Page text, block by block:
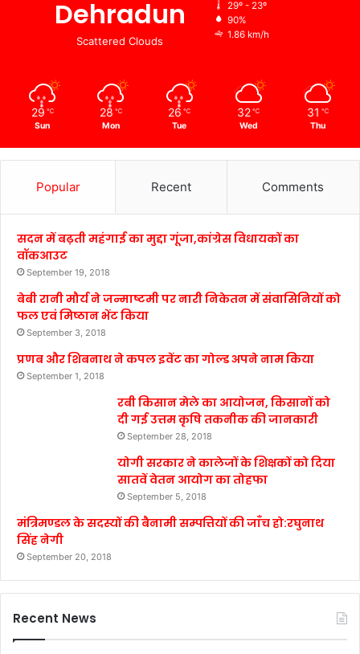
Dehradun
Scattered Clouds
29º - 23º
90%
1.86 km/h
29 ℃
Sun
28 ℃
Mon
26 ℃
Tue
32 ℃
Wed
31 ℃
Thu
Popular Recent Comments
सदन में बढ़ती महंगाई का मुद्दा गूंजा,कांग्रेस विधायकों का
वॉकआउट
September 19, 2018
बेबी रानी मौर्य ने जन्माष्टमी पर नारी निकेतन में संवासिनियों को
फल एवं मिष्ठान भेंट किया
September 3, 2018
प्रणब और शिबनाथ ने कपल इवेंट का गोल्ड अपने नाम किया
September 1, 2018
रबी किसान मेले का आयोजन, किसानों को
दी गई उत्तम कृषि तकनीक की जानकारी
September 28, 2018
योगी सरकार ने कालेजों के शिक्षकों को दिया
सातवें वेतन आयोग का तोहफा
September 5, 2018
मंत्रिमण्डल के सदस्यों की बैनामी सम्पत्तियों की जाँच हो:रघुनाथ
सिंह नेगी
September 20, 2018
Recent News